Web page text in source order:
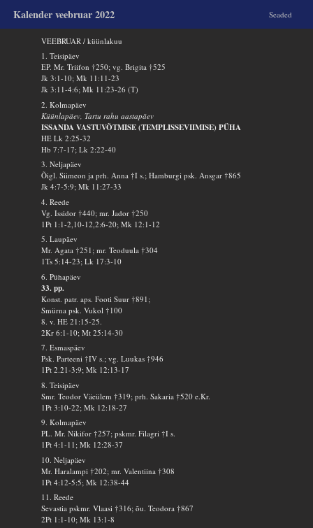
Kalender veebruar 2022 Seaded
VEEBRUAR / küünlakuu
1. Teisipäev
EP. Mr. Triifon †250; vg. Brigita †525
Jk 3:1-10; Mk 11:11-23
Jk 3:11-4:6; Mk 11:23-26 (T)
2. Kolmapäev
Küünlapäev, Tartu rahu aastapäev
ISSANDA VASTUVÕTMISE (TEMPLISSEVIIMISE) PÜHA
HE Lk 2:25-32
Hb 7:7-17; Lk 2:22-40
3. Neljapäev
Õigl. Siimeon ja prh. Anna †I s.; Hamburgi psk. Ansgar †865
Jk 4:7-5:9; Mk 11:27-33
4. Reede
Vg. Issidor †440; mr. Jador †250
1Pt 1:1-2,10-12,2:6-20; Mk 12:1-12
5. Laupäev
Mr. Agata †251; mr. Teoduula †304
1Ts 5:14-23; Lk 17:3-10
6. Pühapäev
33. pp.
Konst. patr. aps. Footi Suur †891;
Smürna psk. Vukol †100
8. v. HE 21:15-25.
2Kr 6:1-10; Mt 25:14-30
7. Esmaspäev
Psk. Parteeni †IV s.; vg. Luukas †946
1Pt 2.21-3:9; Mk 12:13-17
8. Teisipäev
Smr. Teodor Väeülem †319; prh. Sakaria †520 e.Kr.
1Pt 3:10-22; Mk 12:18-27
9. Kolmapäev
PL. Mr. Nikifor †257; pskmr. Filagri †I s.
1Pt 4:1-11; Mk 12:28-37
10. Neljapäev
Mr. Haralampi †202; mr. Valentiina †308
1Pt 4:12-5:5; Mk 12:38-44
11. Reede
Sevastia pskmr. Vlaasi †316; õu. Teodora †867
2Pt 1:1-10; Mk 13:1-8